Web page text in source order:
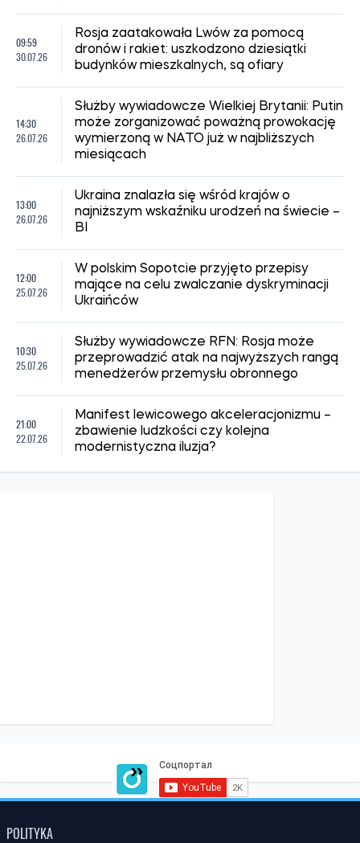
09:59
30.07.26
Rosja zaatakowała Lwów za pomocą
dronów i rakiet: uszkodzono dziesiątki
budynków mieszkalnych, są ofiary
14:30
26.07.26
Służby wywiadowcze Wielkiej Brytanii: Putin
może zorganizować poważną prowokację
wymierzoną w NATO już w najbliższych
miesiącach
13:00
26.07.26
Ukraina znalazła się wśród krajów o
najniższym wskaźniku urodzeń na świecie –
BI
12:00
25.07.26
W polskim Sopotcie przyjęto przepisy
mające na celu zwalczanie dyskryminacji
Ukraińców
10:30
25.07.26
Służby wywiadowcze RFN: Rosja może
przeprowadzić atak na najwyższych rangą
menedżerów przemysłu obronnego
21:00
22.07.26
Manifest lewicowego akceleracjonizmu –
zbawienie ludzkości czy kolejna
modernistyczna iluzja?